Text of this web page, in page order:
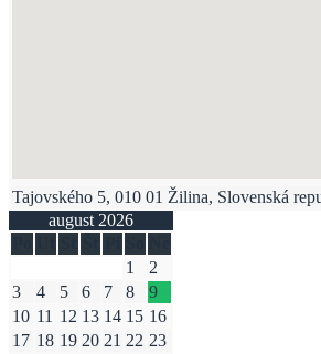
Tajovského 5, 010 01 Žilina, Slovenská
august 2026
1
2
3
4 5 6 7 8
9
10 11 12 13 14 15 16
17 18 19 20 21 22 23